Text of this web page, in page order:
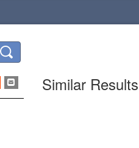
Similar Results